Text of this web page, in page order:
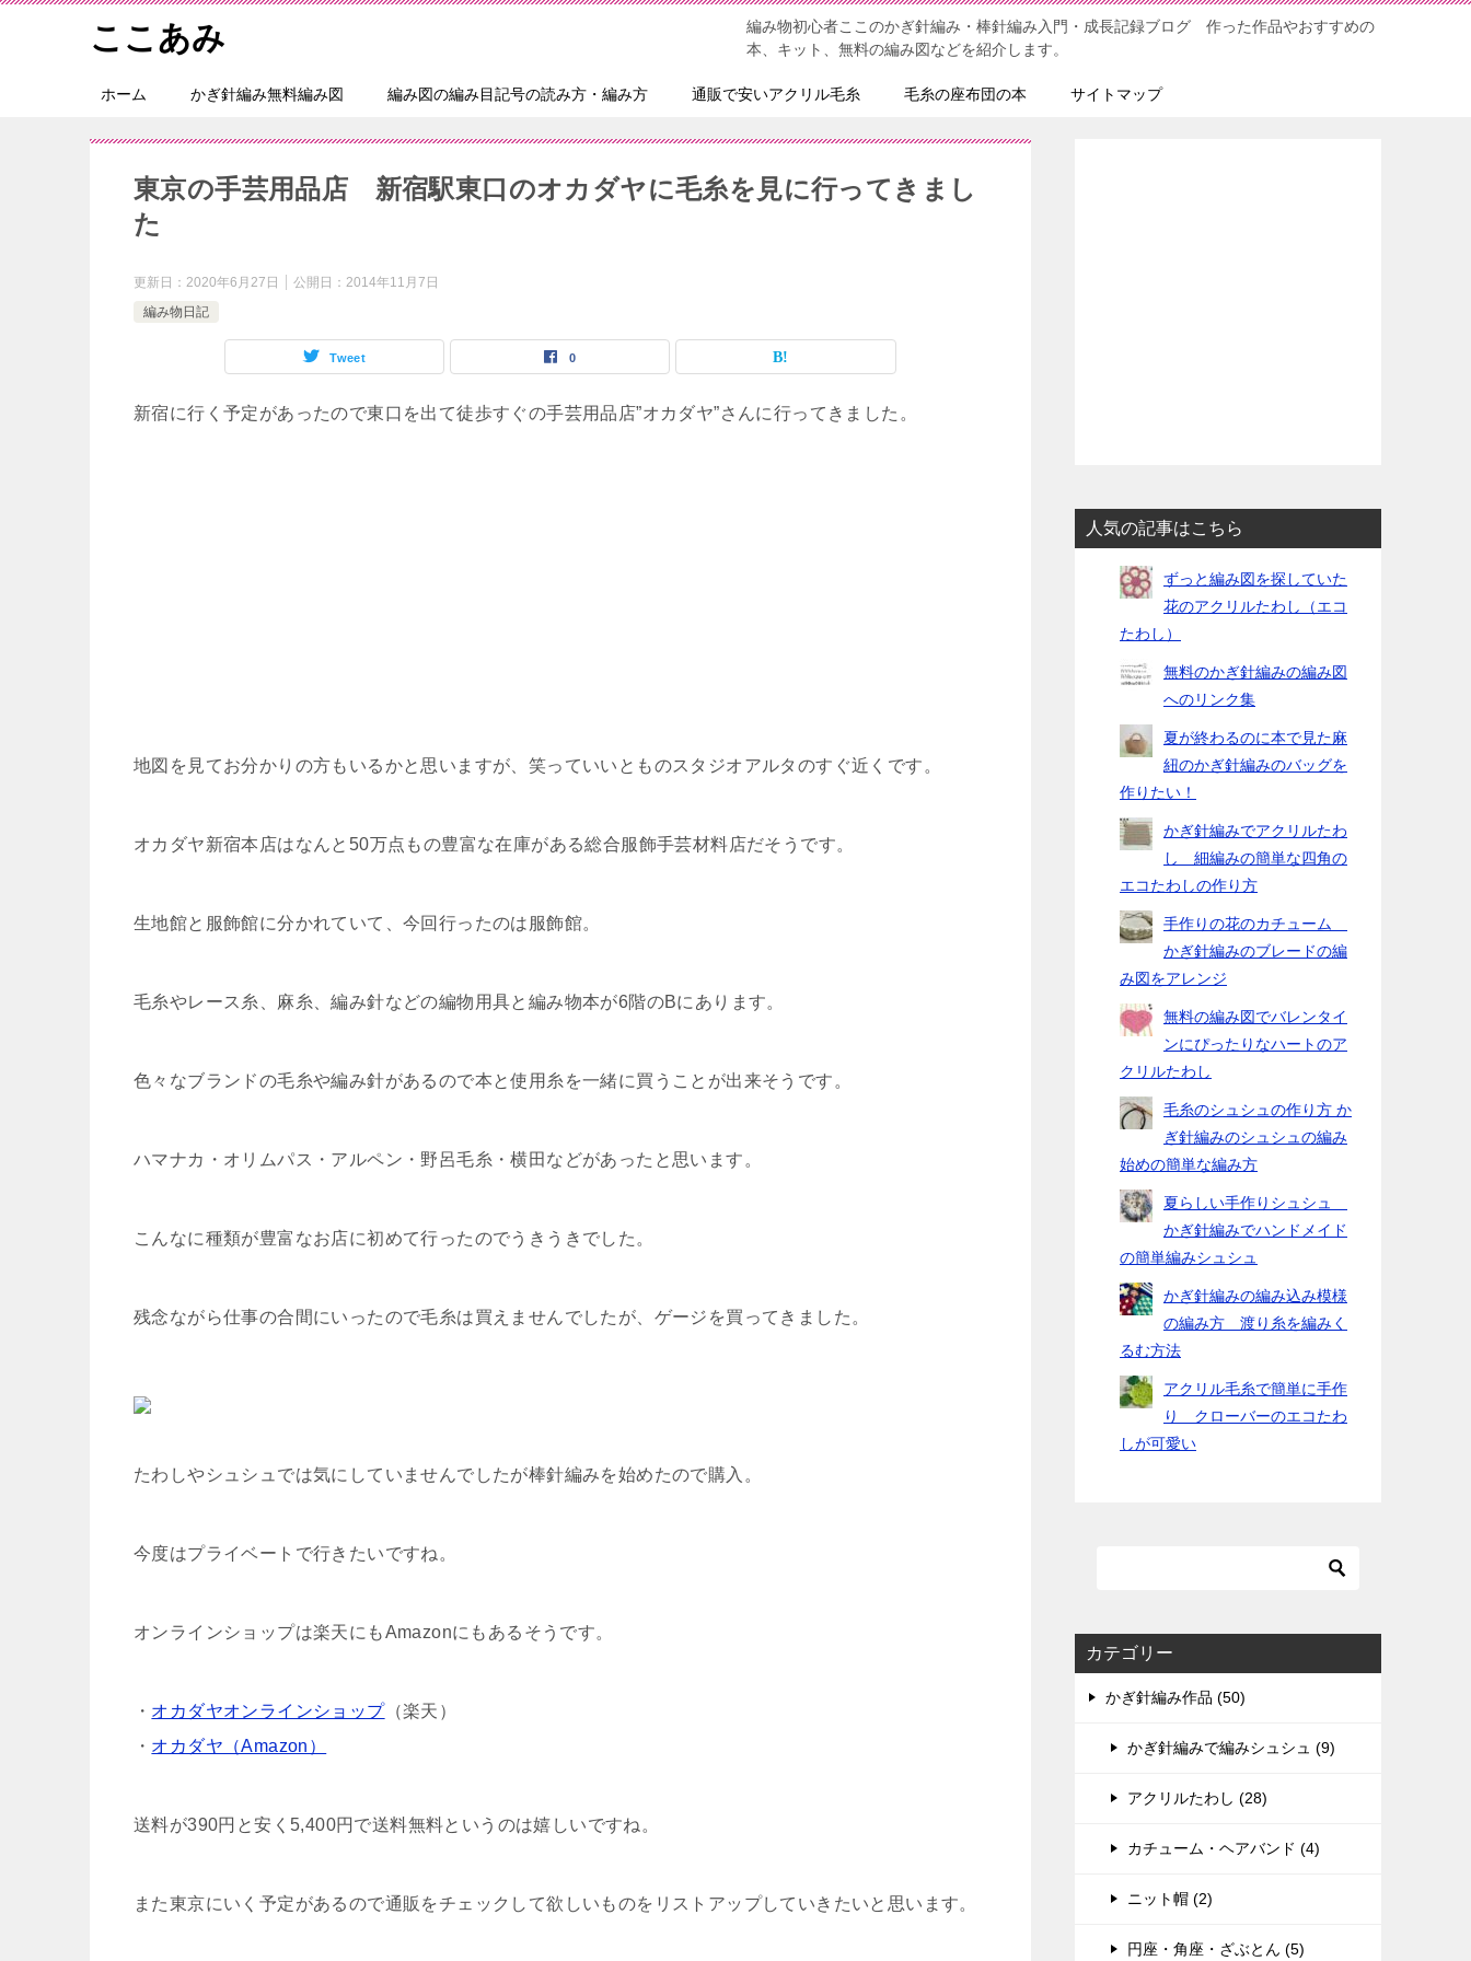
ここあみ
編み物初心者ここのかぎ針編み・棒針編み入門・成長記録ブログ 作った作品やおすすめの
本、キット、無料の編み図などを紹介します。
ホーム かぎ針編み無料編み図 編み図の編み目記号の読み方・編み方 通販で安いアクリル毛糸 毛糸の座布団の本 サイトマップ
東京の手芸用品店 新宿駅東口のオカダヤに毛糸を見に行ってきまし
た
更新日： 2020年6月27日 公開日： 2014年11月7日
編み物日記
Tweet 0
新宿に行く予定があったので東口を出て徒歩すぐの手芸用品店”オカダヤ”さんに行ってきました。
地図を見てお分かりの方もいるかと思いますが、笑っていいとものスタジオアルタのすぐ近くです。
オカダヤ新宿本店はなんと50万点もの豊富な在庫がある総合服飾手芸材料店だそうです。
生地館と服飾館に分かれていて、今回行ったのは服飾館。
毛糸やレース糸、麻糸、編み針などの編物用具と編み物本が6階のBにあります。
色々なブランドの毛糸や編み針があるので本と使用糸を一緒に買うことが出来そうです。
ハマナカ・オリムパス・アルペン・野呂毛糸・横田などがあったと思います。
こんなに種類が豊富なお店に初めて行ったのでうきうきでした。
残念ながら仕事の合間にいったので毛糸は買えませんでしたが、ゲージを買ってきました。
たわしやシュシュでは気にしていませんでしたが棒針編みを始めたので購入。
今度はプライベートで行きたいですね。
オンラインショップは楽天にもAmazonにもあるそうです。
・ オカダヤオンラインショップ（楽天）
・ オカダヤ（Amazon）
送料が390円と安く5,400円で送料無料というのは嬉しいですね。
また東京にいく予定があるので通販をチェックして欲しいものをリストアップしていきたいと思います。
人気の記事はこちら
ずっと編み図を探していた
花のアクリルたわし（エコ
たわし）
無料のかぎ針編みの編み図
へのリンク集
夏が終わるのに本で見た麻
紐のかぎ針編みのバッグを
作りたい！
かぎ針編みでアクリルたわ
し 細編みの簡単な四角の
エコたわしの作り方
手作りの花のカチューム
かぎ針編みのブレードの編
み図をアレンジ
無料の編み図でバレンタイ
ンにぴったりなハートのア
クリルたわし
毛糸のシュシュの作り方 か
ぎ針編みのシュシュの編み
始めの簡単な編み方
夏らしい手作りシュシュ
かぎ針編みでハンドメイド
の簡単編みシュシュ
かぎ針編みの編み込み模様
の編み方 渡り糸を編みく
るむ方法
アクリル毛糸で簡単に手作
り クローバーのエコたわ
しが可愛い
カテゴリー
かぎ針編み作品 (50)
かぎ針編みで編みシュシュ (9)
アクリルたわし (28)
カチューム・ヘアバンド (4)
ニット帽 (2)
円座・角座・ざぶとん (5)